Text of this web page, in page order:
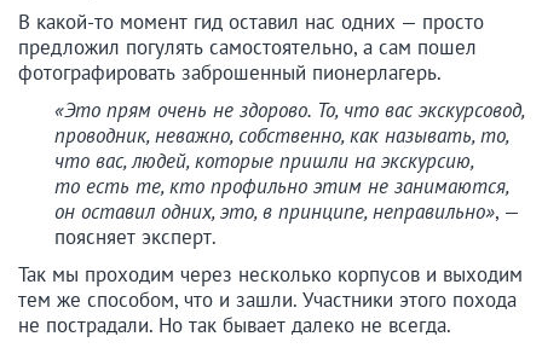
В какой-то момент гид оставил нас одних — просто
предложил погулять самостоятельно, а сам пошел
фотографировать заброшенный пионерлагерь.
«Это прям очень не здорово. То, что вас экскурсовод,
проводник, неважно, собственно, как называть, то,
что вас, людей, которые пришли на экскурсию,
то есть те, кто профильно этим не занимаются,
он оставил одних, это, в принципе, неправильно», —
поясняет эксперт.
Так мы проходим через несколько корпусов и выходим
тем же способом, что и зашли. Участники этого похода
не пострадали. Но так бывает далеко не всегда.